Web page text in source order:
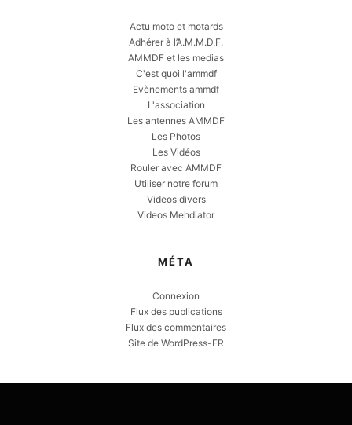
Actu moto et motards
Adhérer à l’A.M.M.D.F.
AMMDF et les medias
C'est quoi l'ammdf
Evènements ammdf
L'association
Les antennes AMMDF
Les Photos
Les Vidéos
Rouler avec AMMDF
Utiliser notre forum
Videos divers
Videos Mehdiator
MÉTA
Connexion
Flux des publications
Flux des commentaires
Site de WordPress-FR